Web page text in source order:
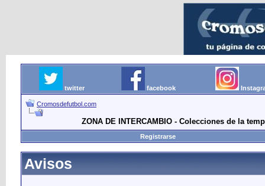
twitter facebook
Cromosdefutbol.com
ZONA DE INTERCAMBIO - Colecciones de la
Registrarse
Avisos